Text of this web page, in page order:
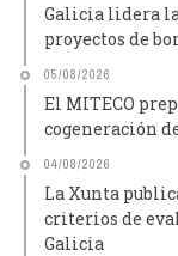
Galicia lidera la
proyectos de
05/08/2026
El MITECO
cogeneración
04/08/2026
La Xunta
criterios de
Galicia